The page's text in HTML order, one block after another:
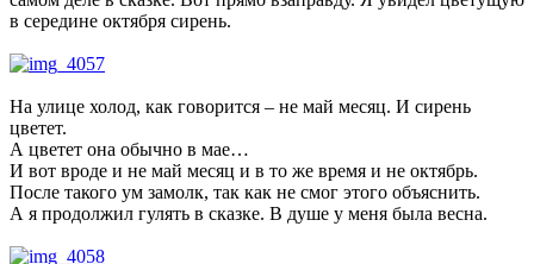
в середине октября сирень.
На улице холод, как говорится – не май месяц. И сирень
цветет.
А цветет она обычно в мае…
И вот вроде и не май месяц и в то же время и не октябрь.
После такого ум замолк, так как не смог этого объяснить.
А я продолжил гулять в сказке. В душе у меня была весна.